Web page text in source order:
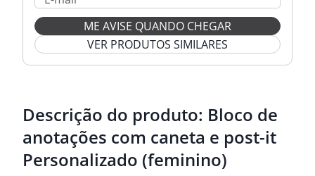
ME AVISE QUANDO CHEGAR
VER PRODUTOS SIMILARES
Descrição do produto: Bloco de
anotações com caneta e post-it
Personalizado (feminino)